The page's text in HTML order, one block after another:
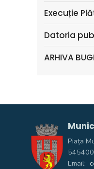
Execuție
Datoria
ARHIVA
Piața
Email: